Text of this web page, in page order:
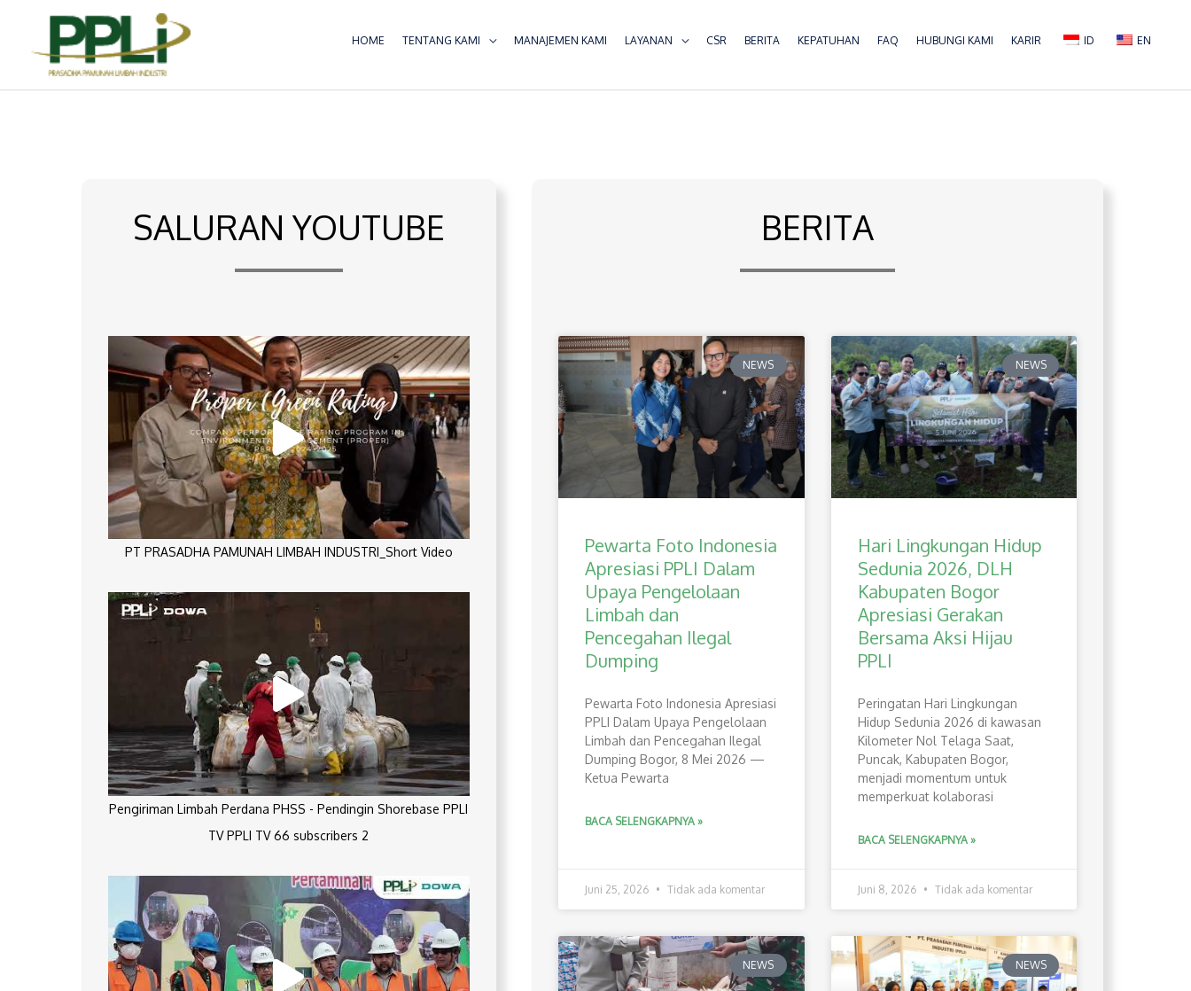
konten
HOME TENTANG KAMI MANAJEMEN KAMI LAYANAN CSR BERITA KEPATUHAN FAQ HUBUNGI KAMI KARIR ID EN
SALURAN YOUTUBE
PT PRASADHA PAMUNAH LIMBAH INDUSTRI_Short Video
Pengiriman Limbah Perdana PHSS - Pendingin Shorebase PPLI
TV PPLI TV 66 subscribers 2
BERITA
NEWS
Pewarta Foto Indonesia
Apresiasi PPLI Dalam
Upaya Pengelolaan
Limbah dan
Pencegahan Ilegal
Dumping
Pewarta Foto Indonesia Apresiasi
PPLI Dalam Upaya Pengelolaan
Limbah dan Pencegahan Ilegal
Dumping Bogor, 8 Mei 2026 —
Ketua Pewarta
BACA SELENGKAPNYA »
Juni 25, 2026 Tidak ada komentar
NEWS
Hari Lingkungan Hidup
Sedunia 2026, DLH
Kabupaten Bogor
Apresiasi Gerakan
Bersama Aksi Hijau
PPLI
Peringatan Hari Lingkungan
Hidup Sedunia 2026 di kawasan
Kilometer Nol Telaga Saat,
Puncak, Kabupaten Bogor,
menjadi momentum untuk
memperkuat kolaborasi
BACA SELENGKAPNYA »
Juni 8, 2026 Tidak ada komentar
NEWS NEWS